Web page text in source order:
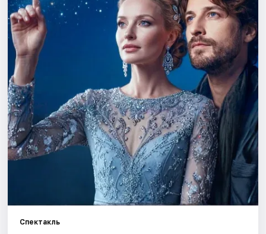
Города
Площадки
Артисты
Рейтинги
Спектакль